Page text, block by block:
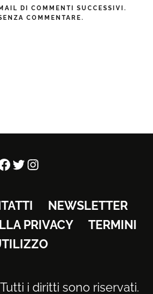
DI COMMENTI SUCCESSIVI.
COMMENTARE.
Twitter
Instagram
NEWSLETTER
PRIVACY
TERMINI
i diritti sono riservati.